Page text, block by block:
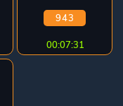
943
00:07:31